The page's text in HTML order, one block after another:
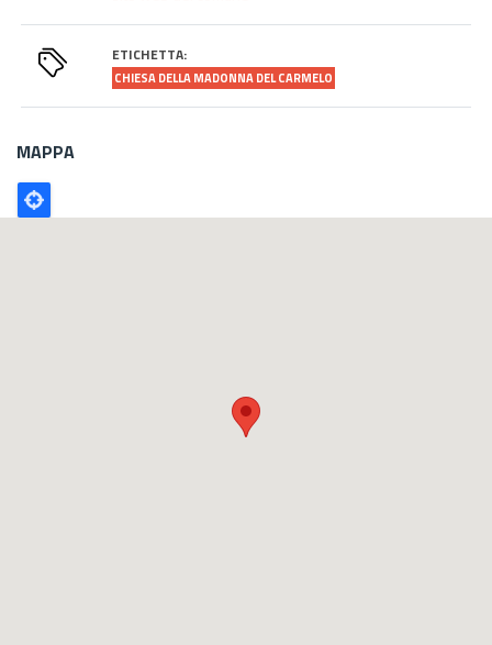
ETICHETTA:
CHIESA DELLA MADONNA DEL CARMELO
MAPPA
Poligono
GEO